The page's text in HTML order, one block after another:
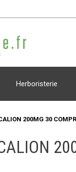
Herboristerie
200MG 30